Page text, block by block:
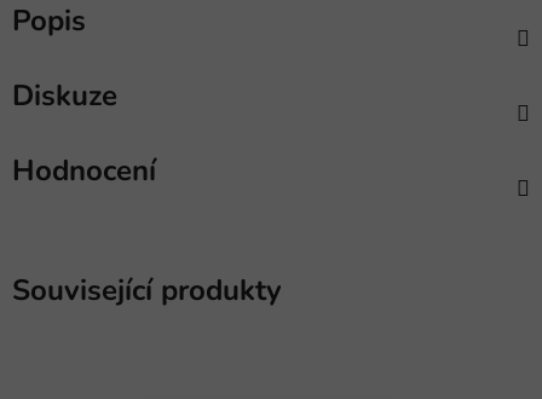
Popis
Diskuze
Hodnocení
Související produkty